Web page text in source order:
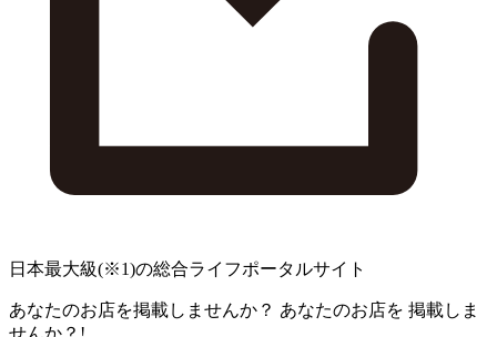
日本最大級(※1)の総合ライフポータルサイト
あなたのお店を掲載しませんか？ あなたのお店を 掲載しま